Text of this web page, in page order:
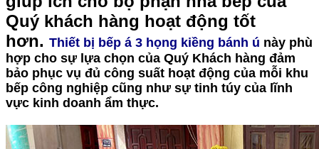
Quý khách hàng hoạt động tốt
hơn. Thiết bị bếp á 3 họng kiềng bánh ú này phù
hợp cho sự lựa chọn của Quý Khách hàng đảm
bảo phục vụ đủ công suất hoạt động của mỗi khu
bếp công nghiệp cũng như sự tinh túy của lĩnh
vực kinh doanh ẩm thực.